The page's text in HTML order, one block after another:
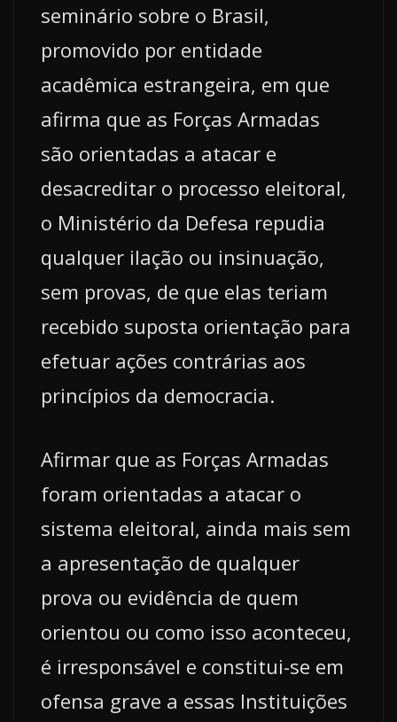
seminário sobre o Brasil,
promovido por entidade
acadêmica estrangeira, em que
afirma que as Forças Armadas
são orientadas a atacar e
desacreditar o processo eleitoral,
o Ministério da Defesa repudia
qualquer ilação ou insinuação,
sem provas, de que elas teriam
recebido suposta orientação para
efetuar ações contrárias aos
princípios da democracia.
Afirmar que as Forças Armadas
foram orientadas a atacar o
sistema eleitoral, ainda mais sem
a apresentação de qualquer
prova ou evidência de quem
orientou ou como isso aconteceu,
é irresponsável e constitui-se em
ofensa grave a essas Instituições